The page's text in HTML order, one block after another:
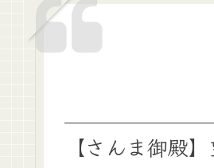
【さんま御殿